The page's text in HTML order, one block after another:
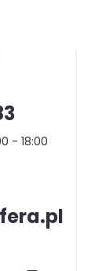
- 18:00